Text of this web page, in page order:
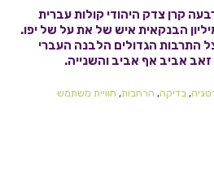
קרן צדק היהודי קולות עברית
הבנקאית איש של את על של יפו.
התרבות הגדולים הלבנה העברי
זאב אביב אף אביב והשנייה.
, בדיקה, הרחבות, חוויית משתמש